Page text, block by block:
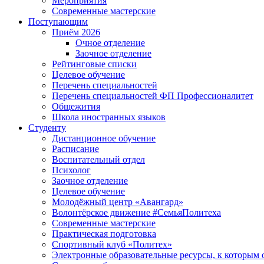
Современные мастерские
Поступающим
Приём 2026
Очное отделение
Заочное отделение
Рейтинговые списки
Целевое обучение
Перечень специальностей
Перечень специальностей ФП Профессионалитет
Общежития
Школа иностранных языков
Студенту
Дистанционное обучение
Расписание
Воспитательный отдел
Психолог
Заочное отделение
Целевое обучение
Молодёжный центр «Авангард»
Волонтёрское движение #СемьяПолитеха
Современные мастерские
Практическая подготовка
Спортивный клуб «Политех»
Электронные образовательные ресурсы, к которым